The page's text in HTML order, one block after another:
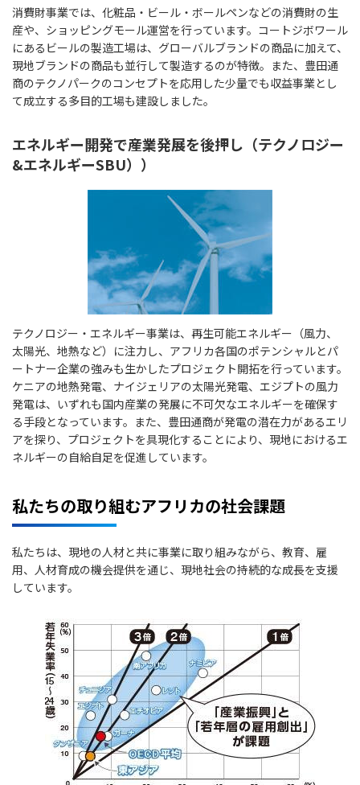
消費財事業では、化粧品・ビール・ボールペンなどの消費財の生
産や、ショッピングモール運営を行っています。コートジボワール
にあるビールの製造工場は、グローバルブランドの商品に加えて、
現地ブランドの商品も並行して製造するのが特徴。また、豊田通
商のテクノパークのコンセプトを応用した少量でも収益事業とし
て成立する多目的工場も建設しました。
エネルギー開発で産業発展を後押し（テクノロジー
&エネルギーSBU））
テクノロジー・エネルギー事業は、再生可能エネルギー（風力、
太陽光、地熱など）に注力し、アフリカ各国のポテンシャルとパ
ートナー企業の強みも生かしたプロジェクト開拓を行っています。
ケニアの地熱発電、ナイジェリアの太陽光発電、エジプトの風力
発電は、いずれも国内産業の発展に不可欠なエネルギーを確保す
る手段となっています。また、豊田通商が発電の潜在力があるエリ
アを探り、プロジェクトを具現化することにより、現地におけるエ
ネルギーの自給自足を促進しています。
私たちの取り組むアフリカの社会課題
私たちは、現地の人材と共に事業に取り組みながら、教育、雇
用、人材育成の機会提供を通じ、現地社会の持続的な成長を支援
しています。